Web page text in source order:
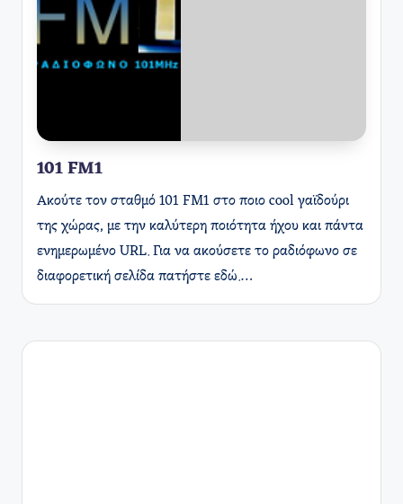
101 FM1
Ακούτε τον σταθμό 101 FM1 στο ποιο cool γαϊδούρι
της χώρας, με την καλύτερη ποιότητα ήχου και πάντα
ενημερωμένο URL. Για να ακούσετε το ραδιόφωνο σε
διαφορετική σελίδα πατήστε εδώ.…